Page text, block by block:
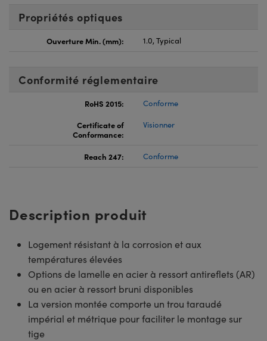
Propriétés optiques
Ouverture Min. (mm): 1.0, Typical
Conformité réglementaire
RoHS 2015:
Conforme
Certificate of
Conformance:
Visionner
Reach 247: Conforme
Description produit
Logement résistant à la corrosion et aux
températures élevées
Options de lamelle en acier à ressort antireflets (AR)
ou en acier à ressort bruni disponibles
La version montée comporte un trou taraudé
impérial et métrique pour faciliter le montage sur
tige